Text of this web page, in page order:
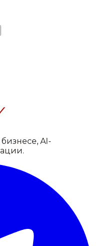
AI-